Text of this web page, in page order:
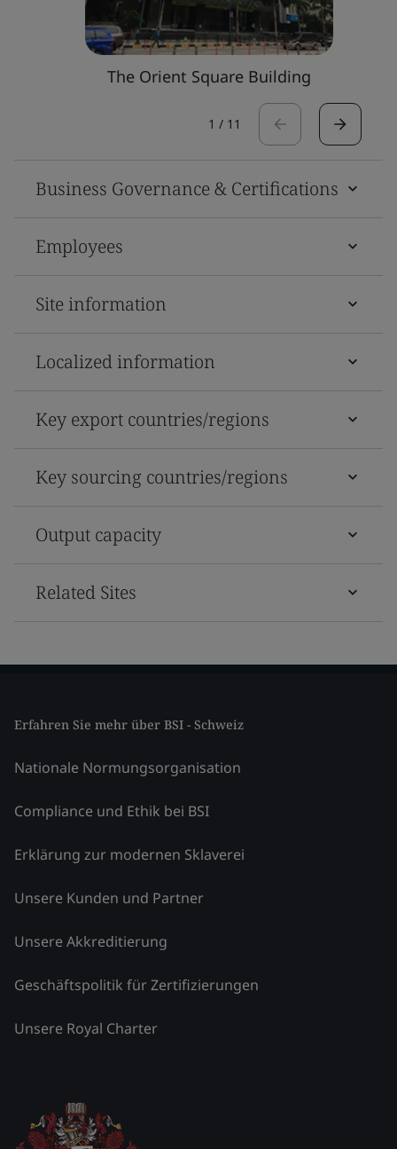
The Orient Square Building
1 / 11
Business Governance & Certifications
Employees
Site information
Localized information
Key export countries/regions
Key sourcing countries/regions
Output capacity
Related Sites
Erfahren Sie mehr über BSI - Schweiz
Nationale Normungsorganisation
Compliance und Ethik bei BSI
Erklärung zur modernen Sklaverei
Unsere Kunden und Partner
Unsere Akkreditierung
Geschäftspolitik für Zertifizierungen
Unsere Royal Charter